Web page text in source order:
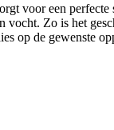
voor een
vocht. Zo is het
op de gewenste